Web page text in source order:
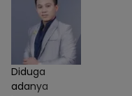
Diduga
adanya